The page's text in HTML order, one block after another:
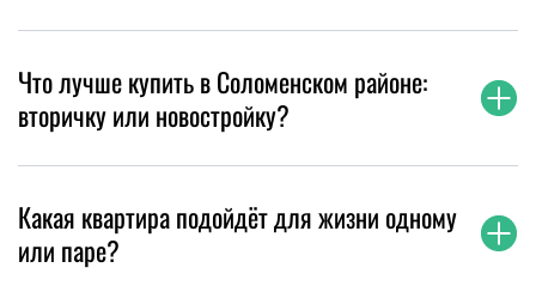
Что лучше купить в Соломенском районе:
вторичку или новостройку?
Какая квартира подойдёт для жизни одному
или паре?